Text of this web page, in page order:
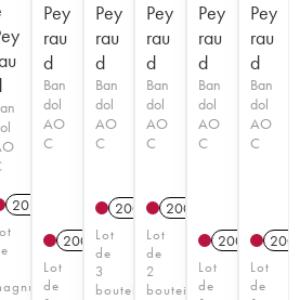
A2018
Pey
rau
d
Ban
dol
AO
C
2003 A
Lot
de
Pey
rau
d
Ban
dol
AO
C
2003 A
Lot
de
3
bouteilles
Pey
rau
d
Ban
dol
AO
C
2004
Lot
de
2
bouteilles
Pey
rau
d
Ban
dol
AO
C
2005 A
Lot
de
Pey
rau
d
Ban
dol
AO
C
Lot
de